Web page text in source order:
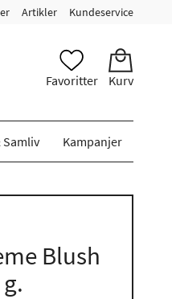
Artikler Kundeservice
Favoritter Kurv
Samliv Kampanjer
Blush